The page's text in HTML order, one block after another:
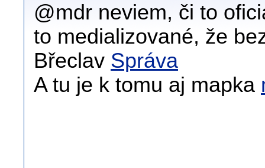
@mdr neviem, či to
to medializované, že
Břeclav Správa
A tu je k tomu aj mapka